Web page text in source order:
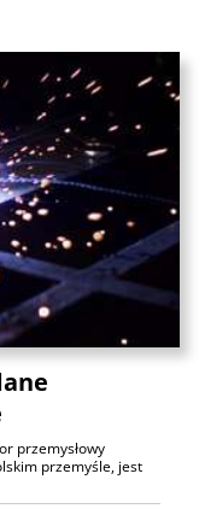
przemysłowy
przemyśle, jest